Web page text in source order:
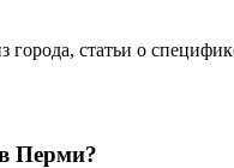
статьи о
Перми?